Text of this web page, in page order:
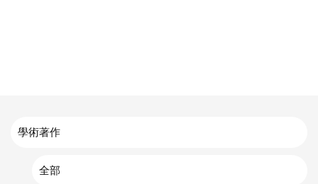
學術著作
全部